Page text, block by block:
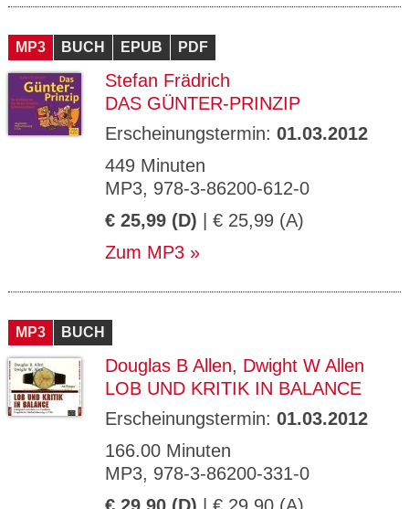
MP3 BUCH EPUB PDF
Stefan Frädrich
DAS GÜNTER-PRINZIP
Erscheinungstermin: 01.03.2012
449 Minuten
MP3, 978-3-86200-612-0
€ 25,99 (D) | € 25,99 (A)
Zum MP3
MP3 BUCH
Douglas B Allen, Dwight W Allen
LOB UND KRITIK IN BALANCE
Erscheinungstermin: 01.03.2012
166.00 Minuten
MP3, 978-3-86200-331-0